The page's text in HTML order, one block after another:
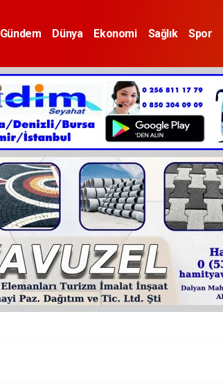
Gündem Dünya Ekonomi Sağlık Spor